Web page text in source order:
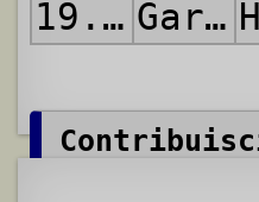
19.12.2007
Gara di Ritorno